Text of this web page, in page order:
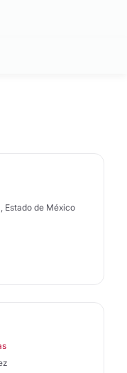
Estado de México